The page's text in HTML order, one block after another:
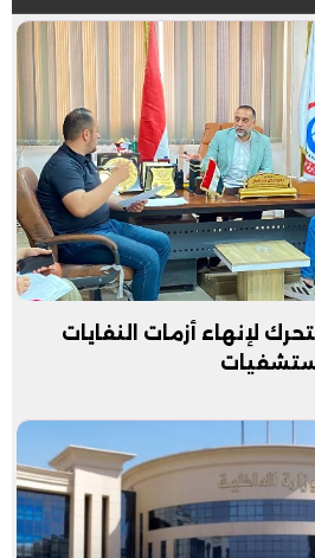
لإنهاء أزمات النفايات